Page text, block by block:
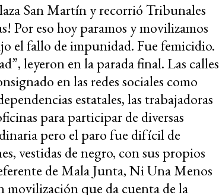
San Martín y recorrió Tribunales
Por eso hoy paramos y movilizamos
el fallo de impunidad. Fue femicidio.
leyeron en la parada final. Las calles
en las redes sociales como
estatales, las trabajadoras
para participar de diversas
pero el paro fue difícil de
vestidas de negro, con sus propios
de Mala Junta, Ni Una Menos
movilización que da cuenta de la